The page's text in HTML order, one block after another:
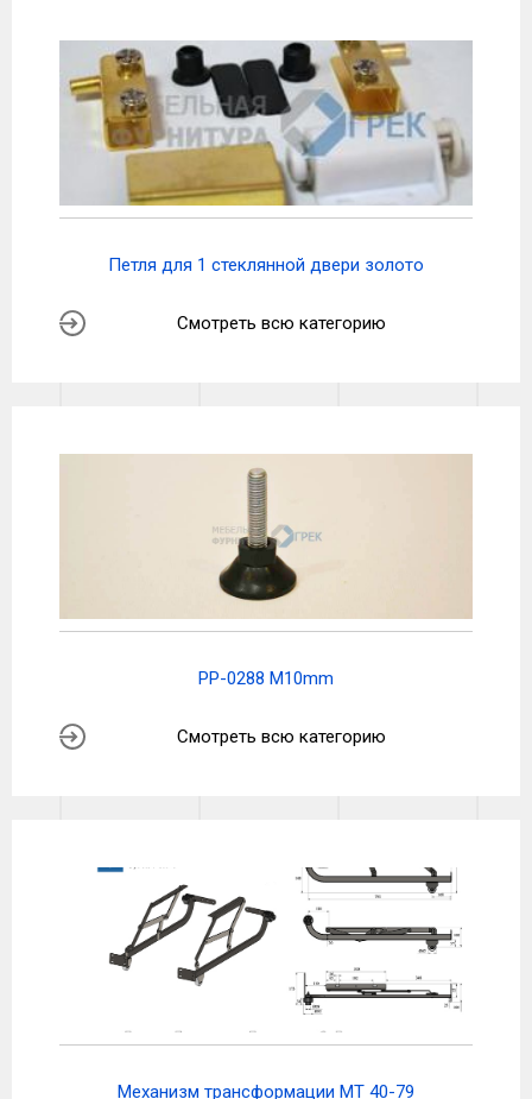
Петля для 1 стеклянной двери золото
Смотреть всю категорию
PP-0288 M10mm
Смотреть всю категорию
Механизм трансформации МТ 40-79